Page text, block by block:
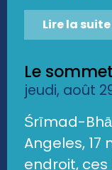
Lire la suite
Le
jeudi, août
Śrīmad-
Angeles, 17
endroit,